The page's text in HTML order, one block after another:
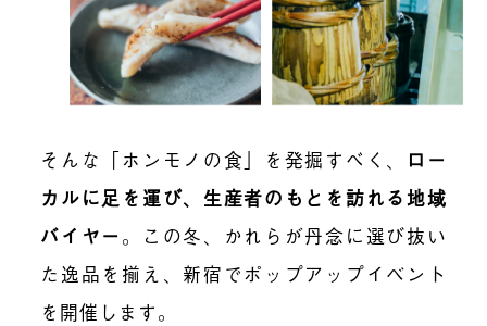
そんな「ホンモノの食」を発掘すべく、
ロー
カルに足を運び、生産者のもとを訪れる地域
バイヤー 。この冬、かれらが丹念に選び抜い
た逸品を揃え、新宿でポップアップイベント
を開催します。